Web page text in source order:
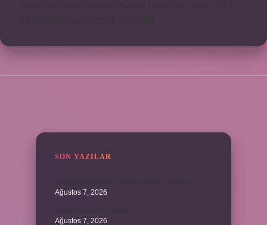
SON YAZILAR
Ağustos 7, 2026
Ağustos 7, 2026